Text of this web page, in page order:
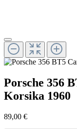
Porsche 356
Korsika 1960
89,00 €